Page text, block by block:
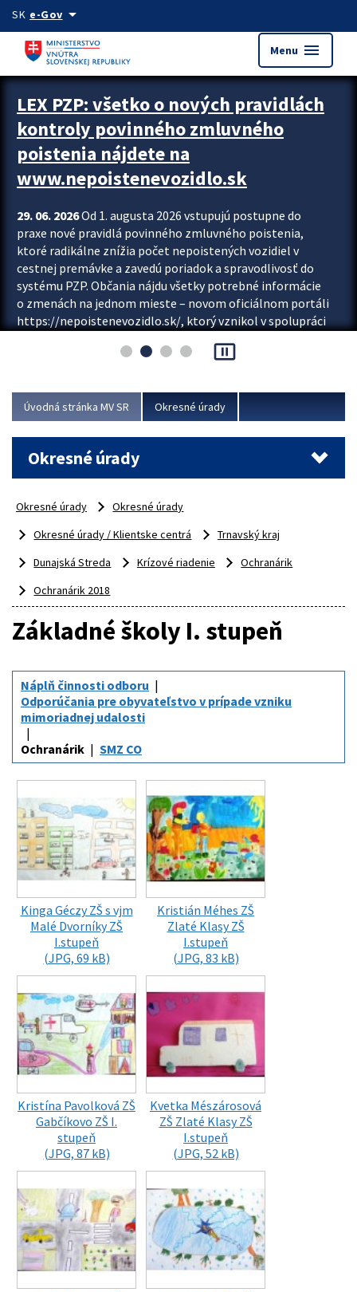
Preskocit na hlavný obsah
SK e-Govarrow_drop_down
Menu menu
Zastavit automatický posun upútavok
LEX PZP: všetko o nových pravidlách
kontroly povinného zmluvného
poistenia nájdete na
www.nepoistenevozidlo.sk
29. 06. 2026Od 1. augusta 2026 vstupujú postupne do
praxe nové pravidlá povinného zmluvného poistenia,
ktoré radikálne znížia počet nepoistených vozidiel v
cestnej premávke a zavedú poriadok a spravodlivosť do
systému PZP. Občania nájdu všetky potrebné informácie
o zmenách na jednom mieste – novom oficiálnom portáli
https://nepoistenevozidlo.sk/, ktorý vznikol v spolupráci
asociácie poisťovní (SLASPO) a Ministerstva vnútra SR.
Viac
pause_presentation
Úvodná stránka MV SR Okresné úrady
Okresné úrady
Okresné úrady
Okresné úrady
Okresné úrady / Klientske centrá
Trnavský kraj
Dunajská Streda
Krízové riadenie
Ochranárik
Ochranárik 2018
Základné školy I. stupeň
Náplň činnosti odboru
Odporúčania pre obyvateľstvo v prípade vzniku
mimoriadnej udalosti
Ochranárik
SMZ CO
Kinga Géczy ZŠ s vjm
Malé Dvorníky ZŠ
I.stupeň
(JPG, 69 kB)
Kristián Méhes ZŠ
Zlaté Klasy ZŠ
I.stupeň
(JPG, 83 kB)
Kristína Pavolková ZŠ
Gabčíkovo ZŠ I.
stupeň
(JPG, 87 kB)
Kvetka Mészárosová
ZŠ Zlaté Klasy ZŠ
I.stupeň
(JPG, 52 kB)